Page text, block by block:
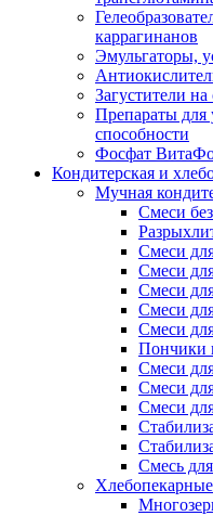
каррагинанов
Эмульгаторы,
Загустители на
Препараты для
способности
Фосфат
Кондитерская и
Мучная
Смеси
Смеси
Смеси
Смеси
Смеси
Смеси
Пончики
Cмеси
Смеси
Смеси
Смесь